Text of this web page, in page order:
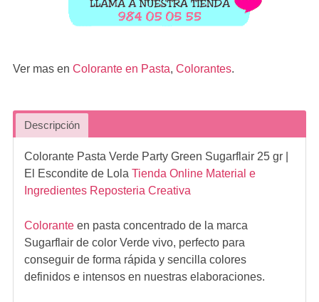
Ver mas en Colorante en Pasta, Colorantes.
Descripción
Colorante Pasta Verde Party Green Sugarflair 25 gr|
El Escondite de Lola Tienda Online Material e
Ingredientes Reposteria Creativa
Coloranteen pasta concentrado de la marca
Sugarflair de color Verde vivo, perfecto para
conseguir de forma rápida y sencilla colores
definidos e intensos en nuestras elaboraciones.